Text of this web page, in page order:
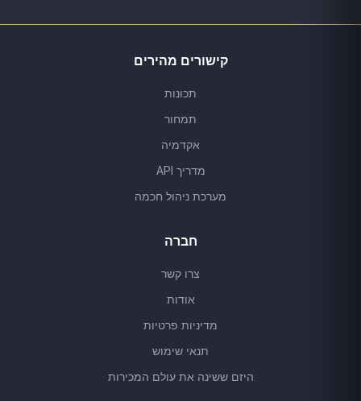
קישורים מהירים
תכונות
תמחור
אקדמיה
מדריך API
מערכת ניהול חכמה
חברה
צרו קשר
אודות
מדיניות פרטיות
תנאי שימוש
היזם ששינה את עולם המכירות